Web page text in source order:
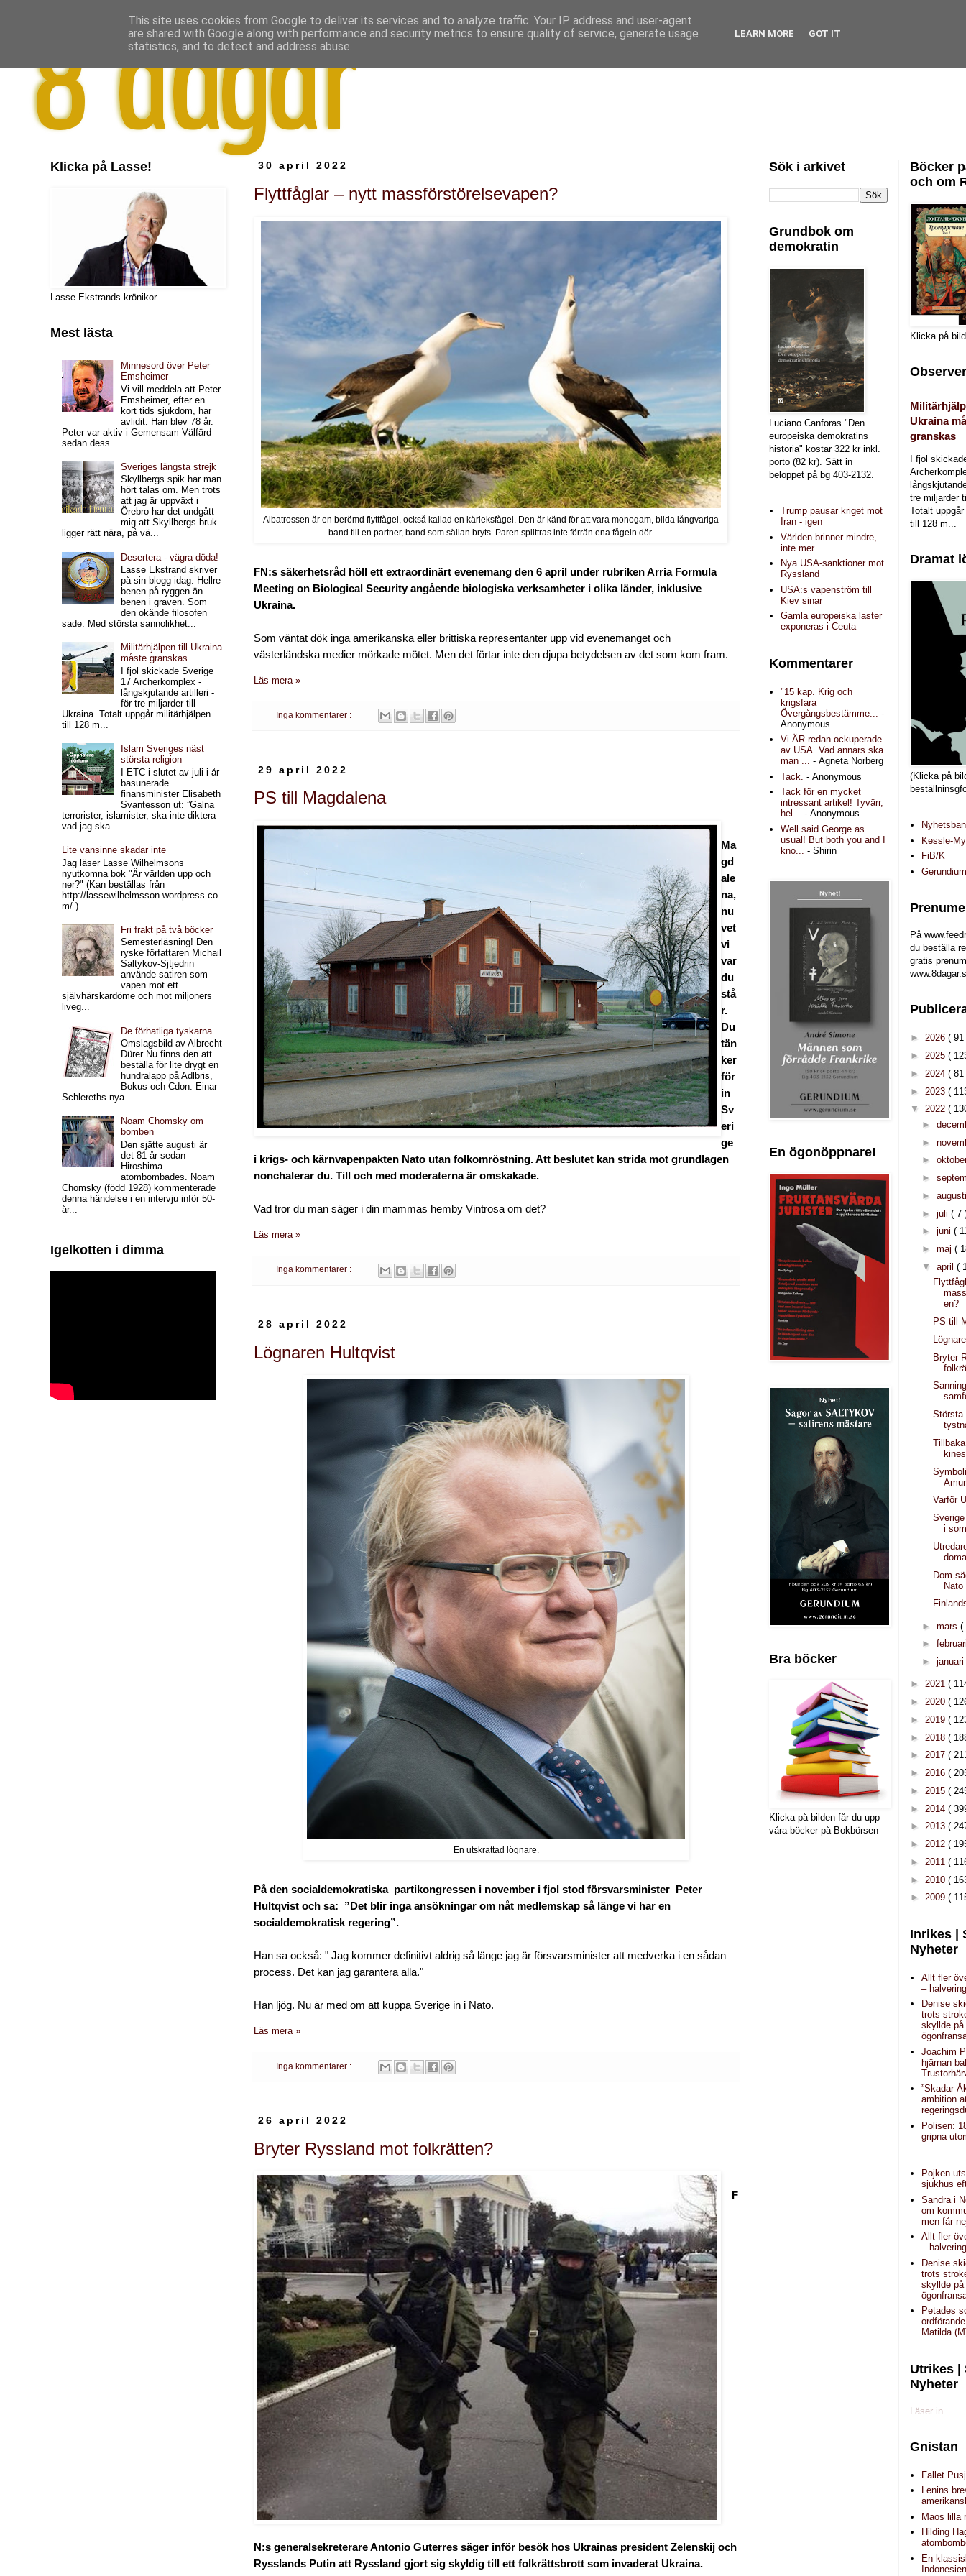
30 april 2022
Flyttfåglar – nytt massförstörelsevapen?
Albatrossen är en berömd flyttfågel, också kallad en kärleksfågel. Den är känd för att vara monogam, bilda långvariga
band till en partner, band som sällan bryts. Paren splittras inte förrän ena fågeln dör.
FN:s säkerhetsråd höll ett extraordinärt evenemang den 6 april under rubriken Arria Formula
Meeting on Biological Security angående biologiska verksamheter i olika länder, inklusive
Ukraina.
Som väntat dök inga amerikanska eller brittiska representanter upp vid evenemanget och
västerländska medier mörkade mötet. Men det förtar inte den djupa betydelsen av det som kom fram.
Läs mera »
Inga kommentarer :
29 april 2022
PS till Magdalena
Ma
gd
ale
na,
nu
vet
vi
var
du
stå
r.
Du
tän
ker
för
in
Sv
eri
ge
i krigs- och kärnvapenpakten Nato utan folkomröstning. Att beslutet kan strida mot grundlagen
nonchalerar du. Till och med moderaterna är omskakade.
Vad tror du man säger i din mammas hemby Vintrosa om det?
Läs mera »
Inga kommentarer :
28 april 2022
Lögnaren Hultqvist
En utskrattad lögnare.
På den socialdemokratiska partikongressen i november i fjol stod försvarsminister Peter
Hultqvist och sa: ”Det blir inga ansökningar om nåt medlemskap så länge vi har en
socialdemokratisk regering”.
Han sa också: " Jag kommer definitivt aldrig så länge jag är försvarsminister att medverka i en sådan
process. Det kan jag garantera alla."
Han ljög. Nu är med om att kuppa Sverige in i Nato.
Läs mera »
Inga kommentarer :
26 april 2022
Bryter Ryssland mot folkrätten?
F
N:s generalsekreterare Antonio Guterres säger inför besök hos Ukrainas president Zelenskij och
Rysslands Putin att Ryssland gjort sig skyldig till ett folkrättsbrott som invaderat Ukraina.
Klicka på Lasse!
Lasse Ekstrands krönikor
Mest lästa
Minnesord över Peter
Emsheimer
Vi vill meddela att Peter
Emsheimer, efter en
kort tids sjukdom, har
avlidit. Han blev 78 år.
Peter var aktiv i Gemensam Välfärd
sedan dess...
Sveriges längsta strejk
Skyllbergs spik har man
hört talas om. Men trots
att jag är uppväxt i
Örebro har det undgått
mig att Skyllbergs bruk
ligger rätt nära, på vä...
Desertera - vägra döda!
Lasse Ekstrand skriver
på sin blogg idag: Hellre
benen på ryggen än
benen i graven. Som
den okände filosofen
sade. Med största sannolikhet...
Militärhjälpen till Ukraina
måste granskas
I fjol skickade Sverige
17 Archerkomplex -
långskjutande artilleri -
för tre miljarder till
Ukraina. Totalt uppgår militärhjälpen
till 128 m...
Islam Sveriges näst
största religion
I ETC i slutet av juli i år
basunerade
finansminister Elisabeth
Svantesson ut: ”Galna
terrorister, islamister, ska inte diktera
vad jag ska ...
Lite vansinne skadar inte
Jag läser Lasse Wilhelmsons
nyutkomna bok "Är världen upp och
ner?" (Kan beställas från
http://lassewilhelmsson.wordpress.co
m/ ). ...
Fri frakt på två böcker
Semesterläsning! Den
ryske författaren Michail
Saltykov-Sjtjedrin
använde satiren som
vapen mot ett
självhärskardöme och mot miljoners
liveg...
De förhatliga tyskarna
Omslagsbild av Albrecht
Dürer Nu finns den att
beställa för lite drygt en
hundralapp på Adlbris,
Bokus och Cdon. Einar
Schlereths nya ...
Noam Chomsky om
bomben
Den sjätte augusti är
det 81 år sedan
Hiroshima
atombombades. Noam
Chomsky (född 1928) kommenterade
denna händelse i en intervju inför 50-
år...
Igelkotten i dimma
Sök i arkivet
Grundbok om
demokratin
Luciano Canforas "Den
europeiska demokratins
historia" kostar 322 kr inkl.
porto (82 kr). Sätt in
beloppet på bg 403-2132.
Trump pausar kriget mot
Iran - igen
Världen brinner mindre,
inte mer
Nya USA-sanktioner mot
Ryssland
USA:s vapenström till
Kiev sinar
Gamla europeiska laster
exponeras i Ceuta
Kommentarer
"15 kap. Krig och
krigsfara
Övergångsbestämme...
-
Anonymous
Vi ÄR redan ockuperade
av USA. Vad annars ska
man ... - Agneta Norberg
Tack. - Anonymous
Tack för en mycket
intressant artikel! Tyvärr,
hel... - Anonymous
Well said George as
usual! But both you and I
kno...
- Shirin
En ögonöppnare!
Bra böcker
Klicka på bilden får du upp
våra böcker på Bokbörsen
Böcker
och om
Klicka på
Ukraina
granskas
I fjol
tre miljarder
Totalt
till 128 m...
Dramat
(Klicka på
Kessle-
FiB/K
På
du beställa
gratis
► 2026 ( 91
► 2025 (
► 2024 ( 81
► 2023 (
▼ 2022 (
►
►
►
►
►
► juli ( 7
► juni (
► maj (
▼ april (
en?
PS till
Bryter
Största
Amur
Varför
i
Dom
Nato
► mars (
►
► januari
► 2021 (
► 2020 (
► 2019 (
► 2018 (
► 2017 (
► 2016 (
► 2015 (
► 2014 (
► 2013 (
► 2012 (
► 2011 (
► 2010 (
► 2009 (
Inrikes |
Nyheter
Allt fler
–
Denise
trots
skyllde på
Joachim
hjärnan
”Skadar
ambition
Polisen:
gripna
Pojken
sjukhus
Sandra i
om
men får
Allt fler
–
Denise
trots
skyllde på
Petades
Matilda
Utrikes |
Nyheter
Läser in...
Gnistan
Fallet
Lenins
Maos lilla
Hilding
En
This site uses cookies from Google to deliver its services and to analyze traffic. Your IP address and user-agent
are shared with Google along with performance and security metrics to ensure quality of service, generate usage
statistics, and to detect and address abuse.
LEARN MORE GOT IT